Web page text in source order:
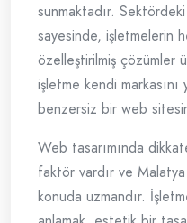
sunmaktadır.
sayesinde, işletmelerin
özelleştirilmiş çözümler
işletme kendi
benzersiz bir web
Web tasarımında
faktör vardır ve
konuda uzmandır.